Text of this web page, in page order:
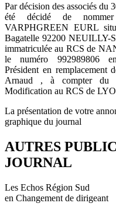
Par décision des associés du
été décidé de
VARPHGREEN EURL
Bagatelle 92200 NEUILLY-
immatriculée au RCS de
le numéro 992989806
Président en remplacement
Arnaud , à compter du
Modification au RCS de
La présentation de votre
graphique du journal
AUTRES
JOURNAL
Les Echos Région Sud
en Changement de dirigeant